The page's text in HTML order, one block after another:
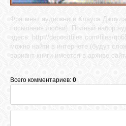
Фрагмент аудиокниги Клауса
посылания любви). Полный набор
здесь: http://depositfiles.com/files/
можно найти в интернете (будут
вариант книги имеется в архиве
Всего комментариев: 0